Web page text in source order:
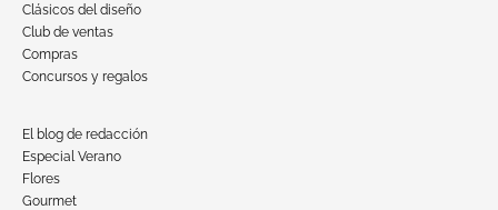
Clásicos del diseño
Club de ventas
Compras
Concursos y regalos
El blog de redacción
Especial Verano
Flores
Gourmet